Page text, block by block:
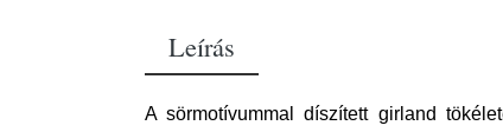
Leírás
A sörmotívummal díszített girland